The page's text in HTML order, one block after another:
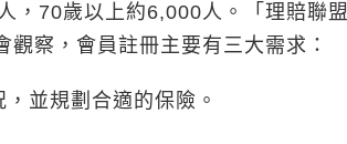
，70歲以上約6,000人。「理賠聯
察，會員註冊主要有三大需求：
並規劃合適的保險。